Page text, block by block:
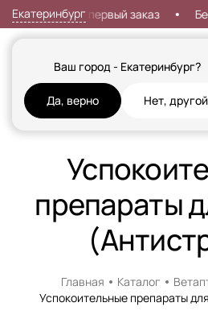
Екатеринбург
Ваш город - Екатеринбург?
Да, верно Нет, другой
Скидка 7% на первый заказ
Кошки СобакиРыбы Грызуны и Хорьки
препараты
Главная Каталог
Успокоительные препараты
Доставка в пункт выдачи.